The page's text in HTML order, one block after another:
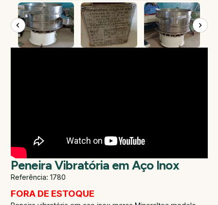
Peneira Vibratória em Aço Inox
Referência: 1780
FORA DE ESTOQUE